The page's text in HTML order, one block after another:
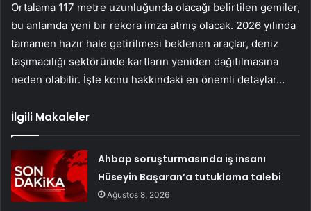
Ortalama 117 metre uzunluğunda olacağı belirtilen gemiler,
bu anlamda yeni bir rekora imza atmış olacak. 2026 yılında
tamamen hazır hale getirilmesi beklenen araçlar, deniz
taşımacılığı sektöründe kartların yeniden dağıtılmasına
neden olabilir. İşte konu hakkındaki en önemli detaylar…
İlgili Makaleler
Ahbap soruşturmasında iş insanı
Hüseyin Başaran’a tutuklama talebi
Ağustos 8, 2026